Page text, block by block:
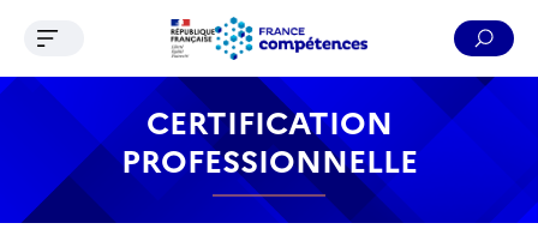
Contenu Recherche Menu Pied de page
Ouvrir le menu de navigation
CERTIFICATION
PROFESSIONNELLE